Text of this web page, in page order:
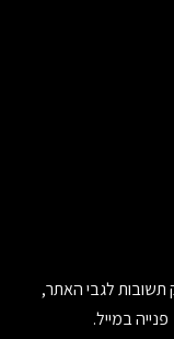
תשובות לגבי האתר,
במייל.